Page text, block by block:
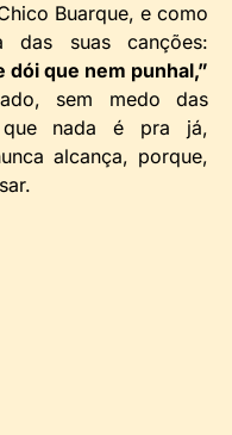
Buarque, e como
das suas canções:
que nem punhal,”
sem medo das
que nada é pra já,
alcança, porque,